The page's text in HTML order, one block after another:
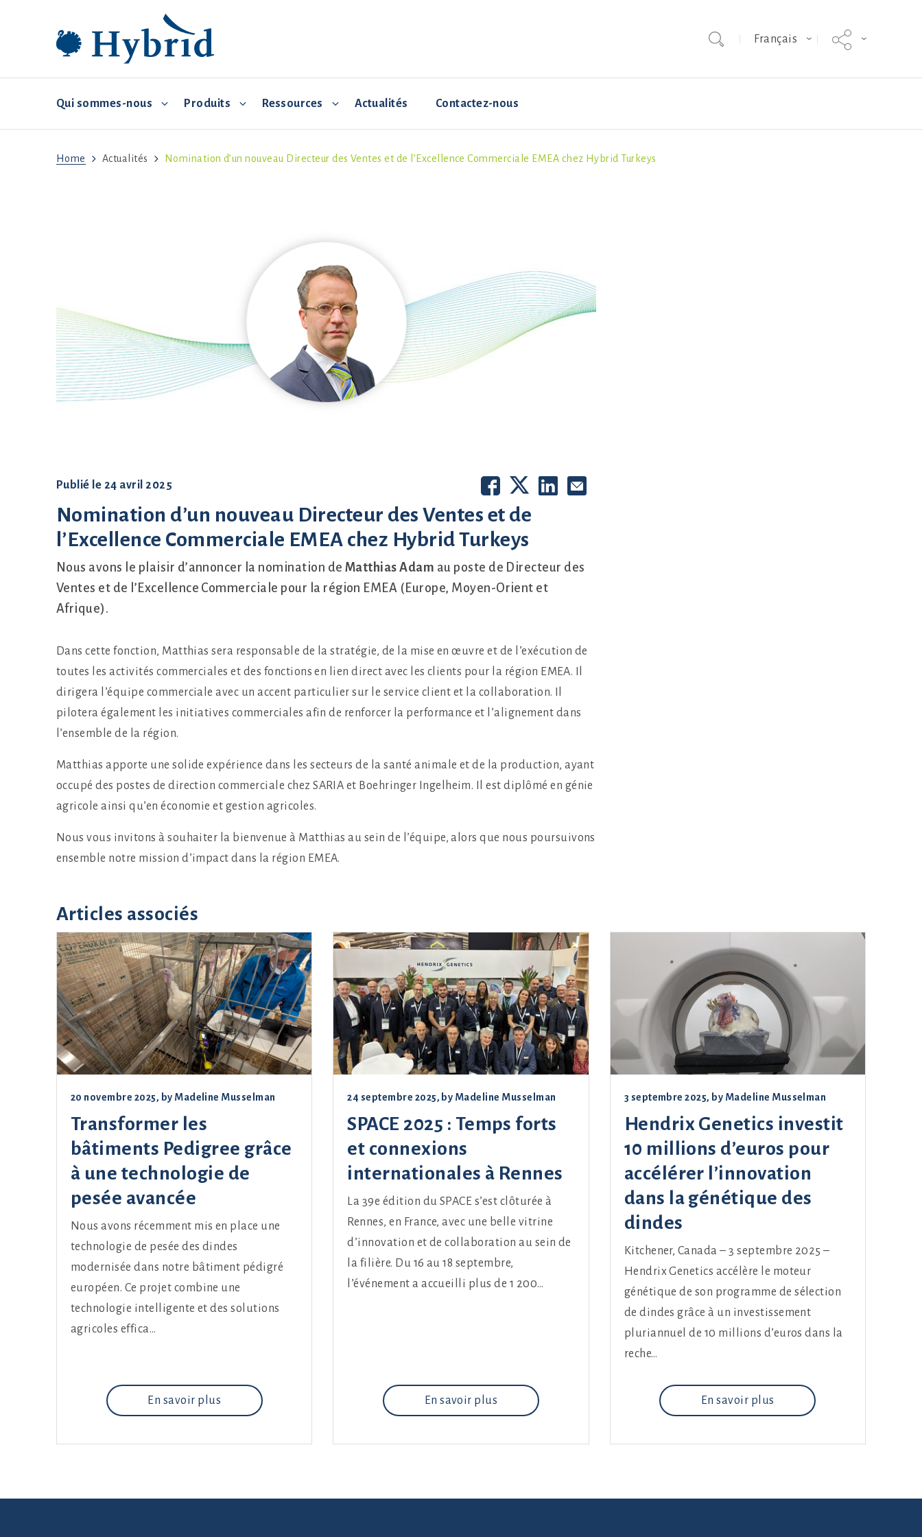
Français
Qui sommes-nous Produits Ressources
Mise en place
Actualités Contactez-nous
Home Actualités Nomination d’un nouveau Directeur des Ventes et de l’Excellence Commerciale EMEA chez Hybrid Turkeys
Publié le 24 avril 2025
Nomination d’un nouveau Directeur des Ventes et de
l’Excellence Commerciale EMEA chez Hybrid Turkeys
Nous avons le plaisir d’annoncer la nomination de Matthias Adam au poste de Directeur des
Ventes et de l’Excellence Commerciale pour la région EMEA (Europe, Moyen-Orient et
Afrique).
Dans cette fonction, Matthias sera responsable de la stratégie, de la mise en œuvre et de l’exécution de
toutes les activités commerciales et des fonctions en lien direct avec les clients pour la région EMEA. Il
dirigera l’équipe commerciale avec un accent particulier sur le service client et la collaboration. Il
pilotera également les initiatives commerciales afin de renforcer la performance et l’alignement dans
l’ensemble de la région.
Matthias apporte une solide expérience dans les secteurs de la santé animale et de la production, ayant
occupé des postes de direction commerciale chez SARIA et Boehringer Ingelheim. Il est diplômé en génie
agricole ainsi qu’en économie et gestion agricoles.
Nous vous invitons à souhaiter la bienvenue à Matthias au sein de l’équipe, alors que nous poursuivons
ensemble notre mission d’impact dans la région EMEA.
Articles associés
20 novembre 2025, by Madeline Musselman
Transformer les
bâtiments Pedigree grâce
à une technologie de
pesée avancée
Nous avons récemment mis en place une
technologie de pesée des dindes
modernisée dans notre bâtiment pédigré
européen. Ce projet combine une
technologie intelligente et des solutions
agricoles effica…
En savoir plus
24 septembre 2025, by Madeline Musselman
SPACE 2025 : Temps forts
et connexions
internationales à Rennes
La 39e édition du SPACE s’est clôturée à
Rennes, en France, avec une belle vitrine
d’innovation et de collaboration au sein de
la filière. Du 16 au 18 septembre,
l’événement a accueilli plus de 1 200…
En savoir plus
3 septembre 2025, by Madeline Musselman
Hendrix Genetics investit
10 millions d’euros pour
accélérer l’innovation
dans la génétique des
dindes
Kitchener, Canada – 3 septembre 2025 –
Hendrix Genetics accélère le moteur
génétique de son programme de sélection
de dindes grâce à un investissement
pluriannuel de 10 millions d’euros dans la
reche…
En savoir plus